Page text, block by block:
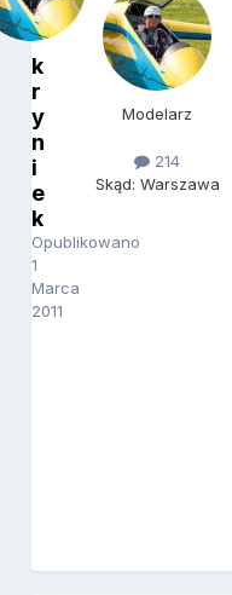
k
r
y
n
i
e
k
Opublikowano
1
Marca
2011
Modelarz
214
Skąd: Warszawa